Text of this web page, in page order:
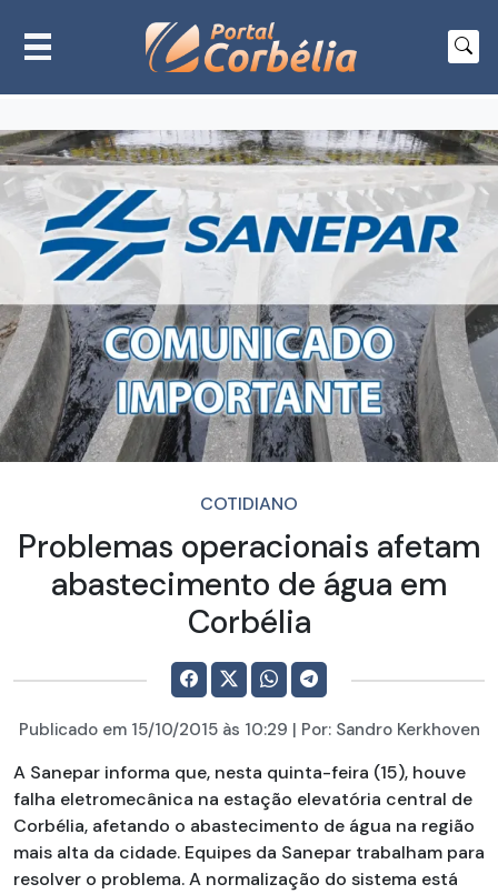
COTIDIANO
Problemas operacionais afetam
abastecimento de água em
Corbélia
Publicado em 15/10/2015às 10:29 | Por: Sandro Kerkhoven
A Sanepar informa que, nesta quinta-feira (15), houve
falha eletromecânica na estação elevatória central de
Corbélia, afetando o abastecimento de água na região
mais alta da cidade. Equipes da Sanepar trabalham para
resolver o problema. A normalização do sistema está